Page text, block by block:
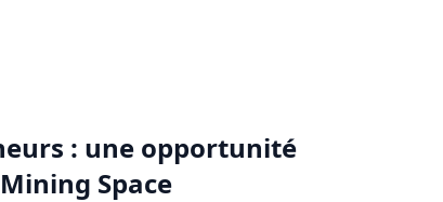
: une opportunité
Space